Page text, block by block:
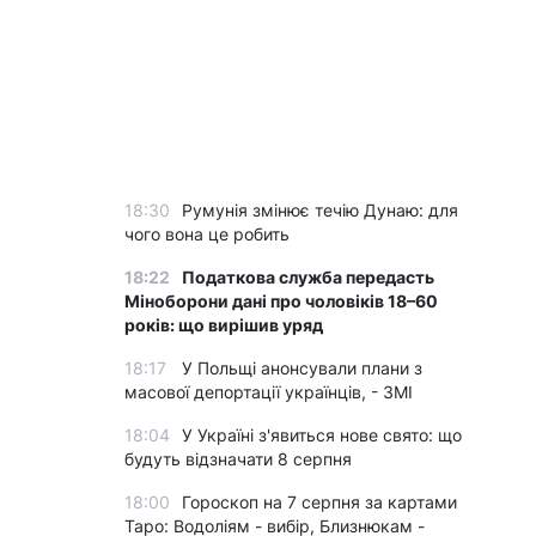
18:30
Румунія змінює течію Дунаю: для
чого вона це робить
18:22
Податкова служба передасть
Міноборони дані про чоловіків 18–60
років: що вирішив уряд
18:17
У Польщі анонсували плани з
масової депортації українців, - ЗМІ
18:04
У Україні з'явиться нове свято: що
будуть відзначати 8 серпня
18:00
Гороскоп на 7 серпня за картами
Таро: Водоліям - вибір, Близнюкам -